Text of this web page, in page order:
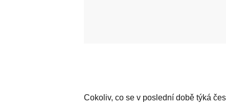
Cokoliv, co se v poslední době týká